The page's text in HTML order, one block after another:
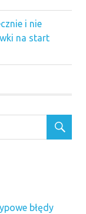
i nie
na start
błędy